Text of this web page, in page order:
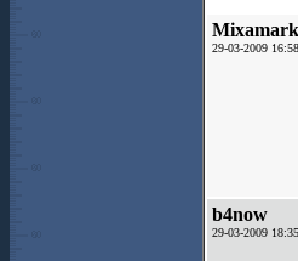
29-03-2009 16:58
b4now
29-03-2009 18:35